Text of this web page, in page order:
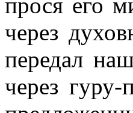
через
передал
через